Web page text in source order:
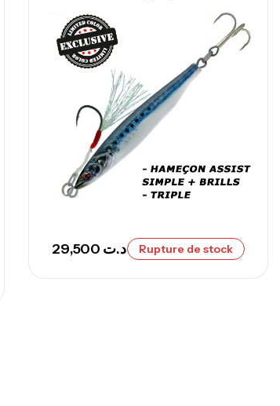
Cove 450 Cm 100
Cove 420 Cm 100
د.ت Rupture de stock